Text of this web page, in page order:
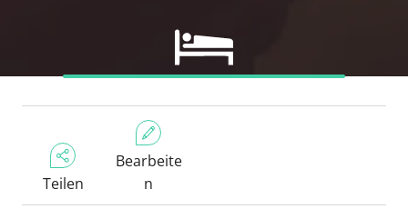
Teilen
Bearbeite
n